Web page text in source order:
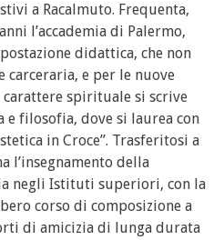
a Racalmuto. Frequenta,
l’accademia di Palermo,
didattica, che non
carceraria, e per le nuove
carattere spirituale si scrive
e filosofia, dove si laurea con
in Croce”. Trasferitosi a
l’insegnamento della
negli Istituti superiori, con la
corso di composizione a
di amicizia di lunga durata